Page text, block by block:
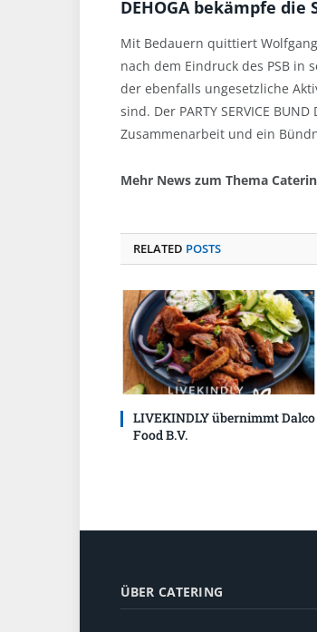
DEHOGA bekämpfe
Mit Bedauern quittiert
nach dem Eindruck des PSB in
der ebenfalls ungesetzliche
sind. Der PARTY SERVICE
Zusammenarbeit und ein
Mehr News zum Thema
RELATED POSTS
LIVEKINDLY übernimmt Dalco
Food B.V.
ÜBER CATERING